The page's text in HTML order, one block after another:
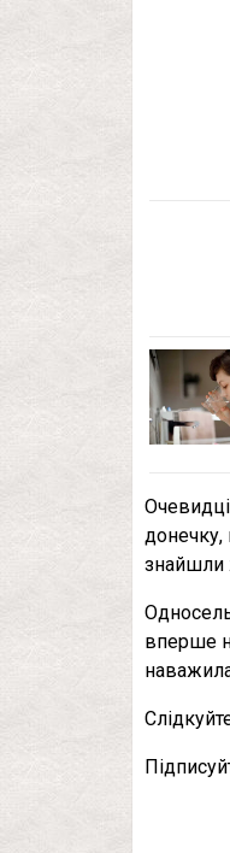
донечку,
знайшли
вперше